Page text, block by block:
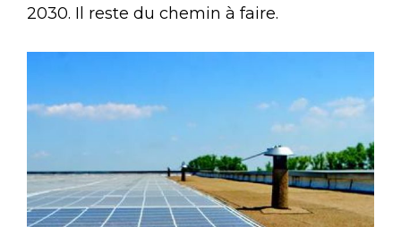
2030. Il reste du chemin à faire.